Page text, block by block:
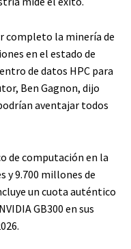
completo la minería de
en el estado de
de datos HPC para
Ben Gagnon, dijo
aventajar todos
de computación en la
y 9.700 millones de
un cuota auténtico
GB300 en sus